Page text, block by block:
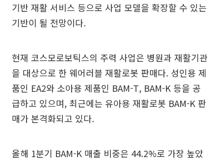
기반 재활 서비스 등으로 사업 모델을 확장할 수 있는
기반이 될 전망이다.
현재 코스모로보틱스의 주력 사업은 병원과 재활기관
을 대상으로 한 웨어러블 재활로봇 판매다. 성인용 제
품인 EA2와 소아용 제품인 BAM-T, BAM-K 등을 공
급하고 있으며, 최근에는 유아용 재활로봇 BAM-K 판
매가 본격화되고 있다.
올해 1분기 BAM-K 매출 비중은 44.2%로 가장 높았